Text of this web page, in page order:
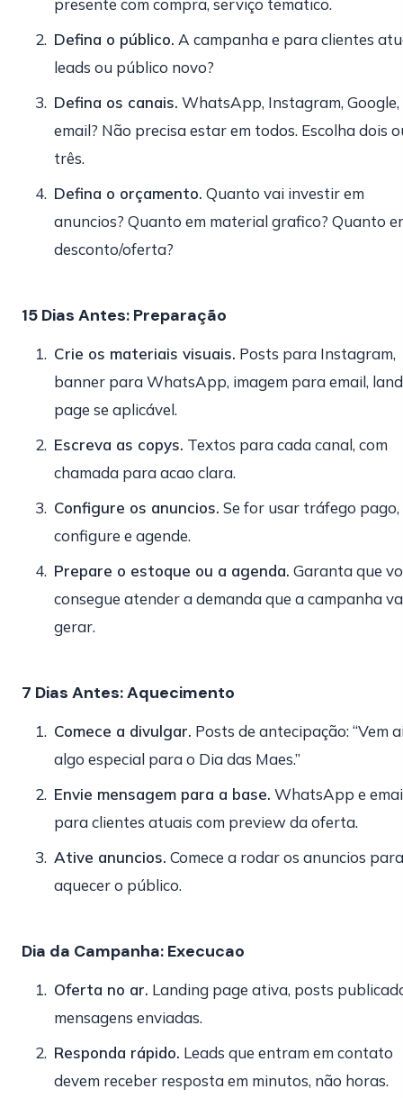
presente com compra, serviço tematico.
Defina o público. A campanha e para clientes
leads ou público novo?
Defina os canais. WhatsApp, Instagram, Google,
email? Não precisa estar em todos. Escolha dois
três.
Defina o orçamento. Quanto vai investir em
anuncios? Quanto em material grafico? Quanto
desconto/oferta?
15 Dias Antes: Preparação
Crie os materiais visuais. Posts para Instagram,
banner para WhatsApp, imagem para email,
page se aplicável.
Escreva as copys. Textos para cada canal, com
chamada para acao clara.
Configure os anuncios. Se for usar tráfego pago,
configure e agende.
Prepare o estoque ou a agenda. Garanta que
consegue atender a demanda que a campanha
gerar.
7 Dias Antes: Aquecimento
Comece a divulgar. Posts de antecipação: “Vem
algo especial para o Dia das Maes.”
Envie mensagem para a base. WhatsApp e
para clientes atuais com preview da oferta.
Ative anuncios. Comece a rodar os anuncios para
aquecer o público.
Dia da Campanha: Execucao
Oferta no ar. Landing page ativa, posts
mensagens enviadas.
Responda rápido. Leads que entram em contato
devem receber resposta em minutos, não horas.